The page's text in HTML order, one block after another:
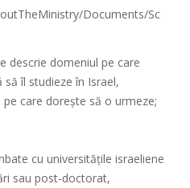
Documents/Sc
descrie domeniul pe care
îl studieze în Israel,
care dorește să o urmeze;
cu universitățile israeliene
sau post-doctorat,